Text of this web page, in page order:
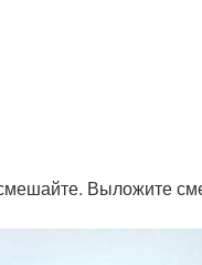
Выложите